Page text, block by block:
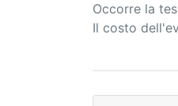
Occorre la
Il costo